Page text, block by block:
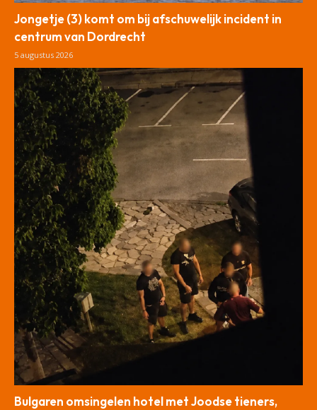
Jongetje (3) komt om bij afschuwelijk incident in
centrum van Dordrecht
5 augustus 2026
Bulgaren omsingelen hotel met Joodse tieners,